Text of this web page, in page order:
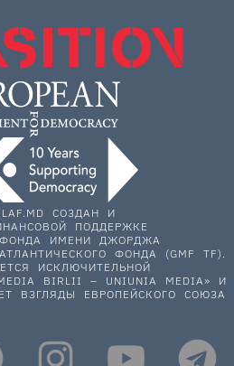
СОЗДАН И
ПОДДЕРЖКЕ
ИМЕНИ ДЖОРДЖА
ФОНДА (GMF TF).
ИСКЛЮЧИТЕЛЬНОЙ
BIRLII – UNIUNIA MEDIA» И
ВЗГЛЯДЫ ЕВРОПЕЙСКОГО СОЮЗА